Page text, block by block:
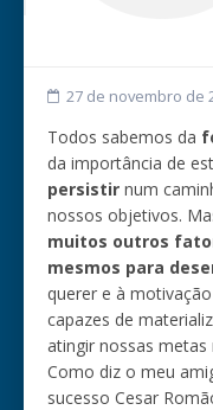
27 de novembro de
Todos sabemos da
da importância de
persistir num
nossos objetivos.
muitos outros
mesmos para
querer e à
capazes de
atingir nossas
Como diz o meu
sucesso Cesar